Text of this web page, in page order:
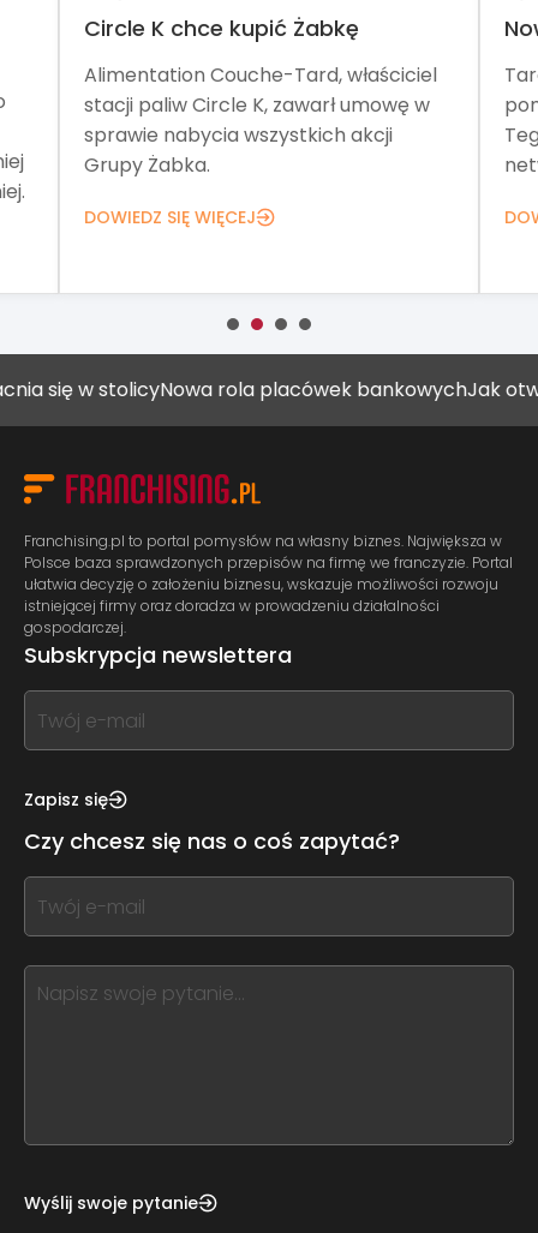
Circle K chce kupić Żabkę
Alimentation Couche-Tard, właściciel
stacji paliw Circle K, zawarł umowę w
sprawie nabycia wszystkich akcji
Grupy Żabka.
DOWIEDZ SIĘ WIĘCEJ
w stolicyNowa rola placówek bankowychJak
Franchising.pl to portal pomysłów na własny biznes. Największa w
Polsce baza sprawdzonych przepisów na firmę we franczyzie. Portal
ułatwia decyzję o założeniu biznesu, wskazuje możliwości rozwoju
istniejącej firmy oraz doradza w prowadzeniu działalności
gospodarczej.
Subskrypcja newslettera
If
you
this,
this
form
field
blank
Zapisz się
Czy chcesz się nas o coś zapytać?
If
you
this,
leave
Wyślij swoje pytanie